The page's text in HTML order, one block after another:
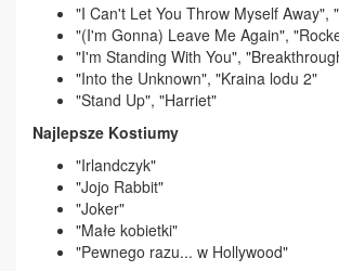
"I Can't Let You Throw Myself Away",
"(I'm Gonna) Leave Me Again",
"I'm Standing With You",
"Into the Unknown", "Kraina lodu 2"
"Stand Up", "Harriet"
Najlepsze Kostiumy
"Irlandczyk"
"Jojo Rabbit"
"Joker"
"Małe kobietki"
"Pewnego razu... w Hollywood"